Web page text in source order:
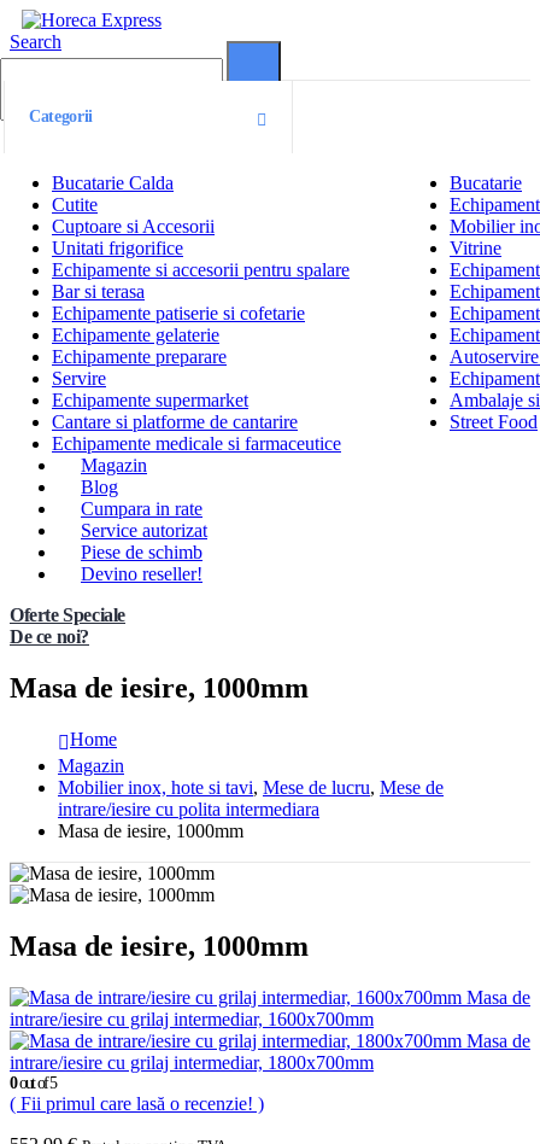
Search
Categorii
Bucatarie Calda
Bucatarie
Cutite
Cuptoare si Accesorii
Mobilier
Unitati frigorifice
Vitrine
Echipamente si accesorii pentru spalare
Bar si terasa
Echipamente patiserie si cofetarie
Echipamente gelaterie
Echipamente preparare
Servire
Echipamente supermarket
Ambalaje
Cantare si platforme de cantarire
Street Food
Echipamente medicale si farmaceutice
Magazin
Blog
Cumpara in rate
Service autorizat
Piese de schimb
Devino reseller!
Oferte Speciale
De ce noi?
Masa de iesire, 1000mm
Home
Magazin
Mobilier inox, hote si tavi, Mese de lucru, Mese de
intrare/iesire cu polita intermediara
Masa de iesire, 1000mm
Masa de iesire, 1000mm
Masa de
intrare/iesire cu grilaj intermediar, 1600x700mm
Masa de
intrare/iesire cu grilaj intermediar, 1800x700mm
0out of 5
( Fii primul care lasă o recenzie! )